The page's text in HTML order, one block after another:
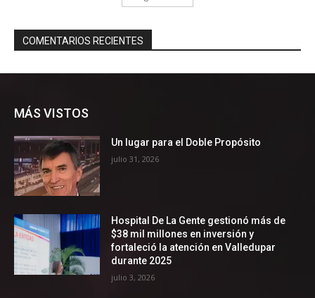
MÁS VISTOS
Un lugar para el Doble Propósito
julio 31, 2026
Hospital De La Gente gestionó más de
$38 mil millones en inversión y
fortaleció la atención en Valledupar
durante 2025
julio 3, 2026